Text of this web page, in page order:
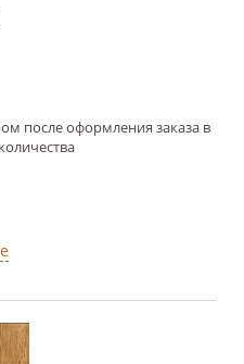
после оформления заказа в